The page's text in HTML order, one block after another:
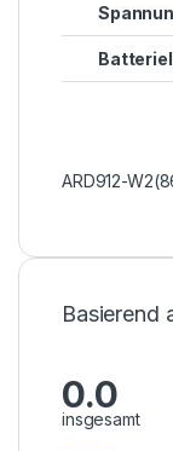
ARD912-
Basierend
0.0
insgesamt